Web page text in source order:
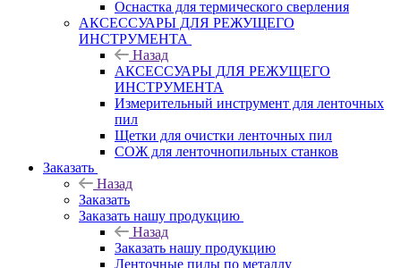
Оснастка для термического сверления
АКСЕССУАРЫ ДЛЯ РЕЖУЩЕГО
ИНСТРУМЕНТА
Назад
АКСЕССУАРЫ ДЛЯ РЕЖУЩЕГО
ИНСТРУМЕНТА
Измерительный инструмент для ленточных
пил
Щетки для очистки ленточных пил
СОЖ для ленточнопильных станков
Заказать
Назад
Заказать
Заказать нашу продукцию
Назад
Заказать нашу продукцию
Ленточные пилы по металлу